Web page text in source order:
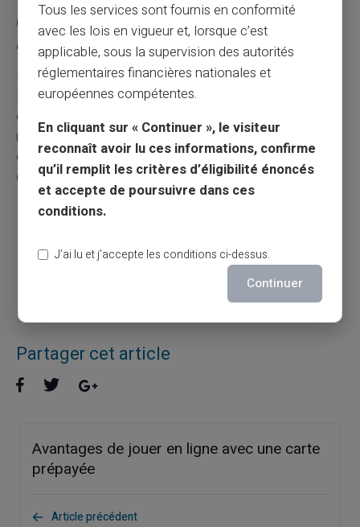
Quelles mesures internes prennent les
entreprises vigilantes ?
Les entreprises soucieuses de réduire l'arnaque
instituent des politiques claires : formations, contrôles
en double lecture, limitation du montant des
remboursements et signalements anonymes
culture interne axée sur l'intégrité favorise la prévention
durable de lafraude au remboursement de frais.
Procédure écrite pour le traitement des notes de
Validation hiérarchique obligatoire
Partager cet article
Avantages de jouer en ligne avec une carte
prépayée
Article précédent
Tous les services sont fournis en conformité
avec les lois en vigueur et, lorsque c’est
applicable, sous la supervision des autorités
réglementaires financières nationales et
européennes compétentes.
En cliquant sur « Continuer », le visiteur
reconnaît avoir lu ces informations, confirme
qu’il remplit les critères d’éligibilité énoncés
et accepte de poursuivre dans ces
conditions.
J’ai lu et j’accepte les conditions ci-dessus.
Continuer